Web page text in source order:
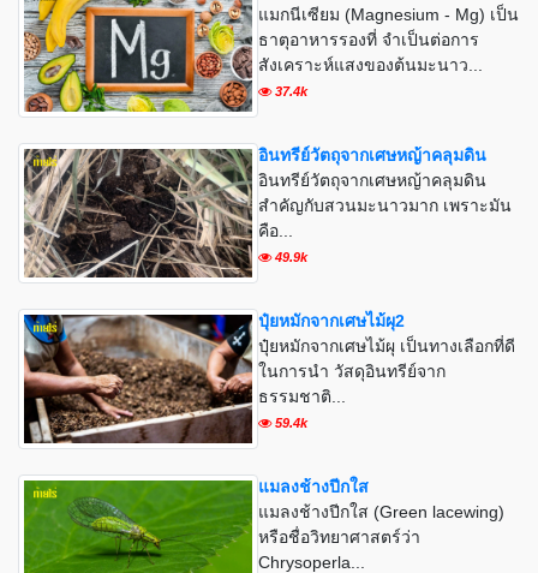
แมกนีเซียม (Magnesium - Mg) เป็น
ธาตุอาหารรองที่ จำเป็นต่อการ
สังเคราะห์แสงของต้นมะนาว...
37.4k
อินทรีย์วัตถุจากเศษหญ้าคลุมดิน
อินทรีย์วัตถุจากเศษหญ้าคลุมดิน
สำคัญกับสวนมะนาวมาก เพราะมัน
คือ...
49.9k
ปุ๋ยหมักจากเศษไม้ผุ2
ปุ๋ยหมักจากเศษไม้ผุ เป็นทางเลือกที่ดี
ในการนำ วัสดุอินทรีย์จาก
ธรรมชาติ...
59.4k
แมลงช้างปีกใส
แมลงช้างปีกใส (Green lacewing)
หรือชื่อวิทยาศาสตร์ว่า
Chrysoperla...